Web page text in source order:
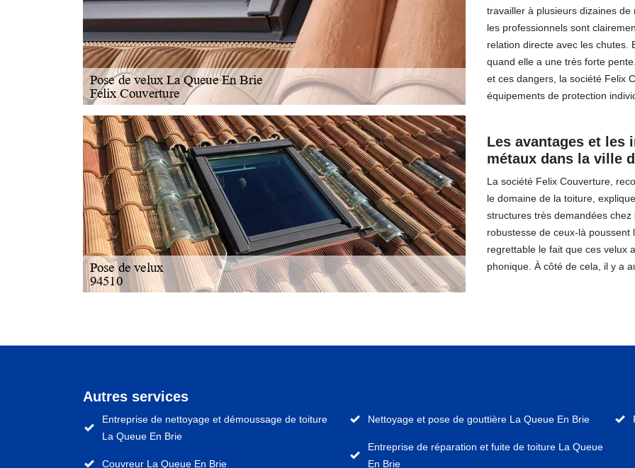
travailler à plusieurs dizaines
les professionnels sont
relation directe avec les chutes.
quand elle a une très forte
et ces dangers, la société Felix
équipements de protection
Les avantages et les
métaux dans la ville
La société Felix Couverture,
le domaine de la toiture,
structures très demandées
robustesse de ceux-là poussent
regrettable le fait que ces velux
phonique. À côté de cela, il y a
Autres services
Entreprise de nettoyage et démoussage de toiture
La Queue En Brie
Couvreur La Queue En Brie
Nettoyage et pose de gouttière La Queue En Brie
Entreprise de réparation et fuite de toiture La Queue
En Brie